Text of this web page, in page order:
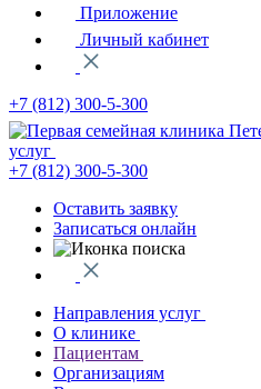
Приложение
Личный кабинет
+7 (812) 300-5-300
услуг
+7 (812) 300-5-300
Оставить заявку
Записаться онлайн
Направления услуг
О клинике
Пациентам
Организациям